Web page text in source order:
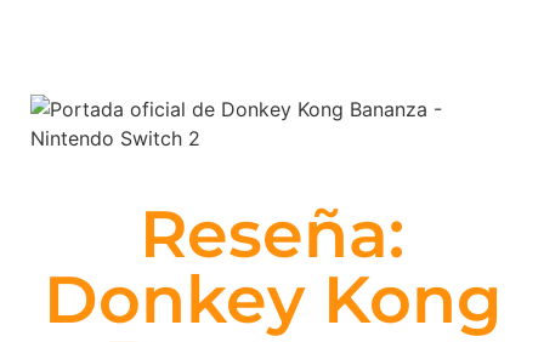
Reseña:
Donkey Kong